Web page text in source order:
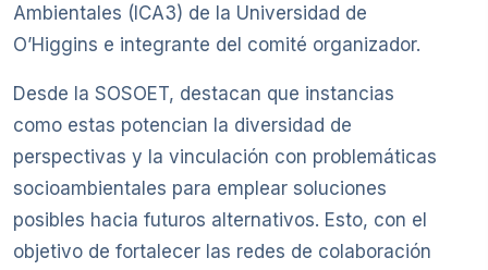
Ambientales (ICA3) de la Universidad de
O’Higgins e integrante del comité organizador.
Desde la SOSOET, destacan que instancias
como estas potencian la diversidad de
perspectivas y la vinculación con problemáticas
socioambientales para emplear soluciones
posibles hacia futuros alternativos. Esto, con el
objetivo de fortalecer las redes de colaboración